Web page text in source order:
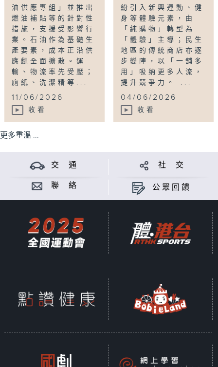
油供應專組」並推出
燃油補貼等的針對性
措施，支援受影響行
業。石油作為基礎生
產要素，成本正沿供
應鏈全面擴散。運
輸、物流率先受壓；
廁紙、洗潔精等...
11/06/2026
收看
紛引入新興運動、健
身等體驗元素，由
「純購物」轉型為
「體驗」主導；民生
地區的傳統商店亦逐
步變陣，以「一舖多
用」吸纳更多人流，
提升競爭力。 ...
04/06/2026
收看
更多重溫 ...
交 通 社 交
聯 絡 公眾回饋